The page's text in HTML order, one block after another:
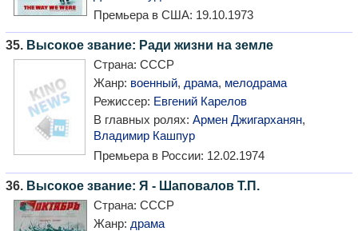
Премьера в США: 19.10.1973
35. Высокое звание: Ради жизни на земле
Страна: СССР
Жанр: военный, драма, мелодрама
Режиссер: Евгений Карелов
В главных ролях: Армен Джигарханян,
Владимир Кашпур
Премьера в России: 12.02.1974
36. Высокое звание: Я - Шаповалов Т.П.
Страна: СССР
Жанр: драма